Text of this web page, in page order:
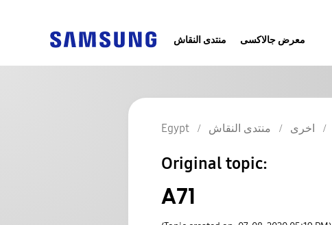
منتدى النقاش معرض جالاكسى
Egypt منتدى النقاش اخرى
Original topic:
A71